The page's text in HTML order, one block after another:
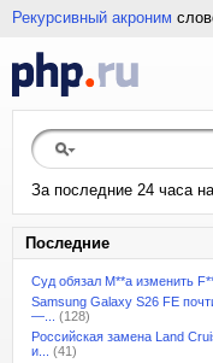
Рекурсивный акроним
За последние 24 часа
Последние
Суд обязал M**a изменить
Samsung Galaxy S26 FE
—...
(128)
Российская замена Land
и...
(41)